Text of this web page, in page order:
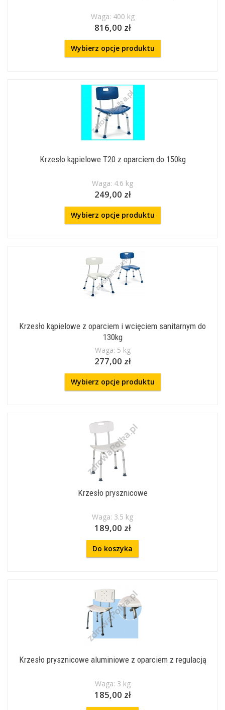
Waga: 400 kg
816,00 zł
Wybierz opcje produktu
Krzesło kąpielowe T20 z oparciem do 150kg
Waga: 4.6 kg
249,00 zł
Wybierz opcje produktu
Krzesło kąpielowe z oparciem i wcięciem sanitarnym do
130kg
Waga: 5 kg
277,00 zł
Wybierz opcje produktu
Krzesło prysznicowe
Waga: 3.5 kg
189,00 zł
Do koszyka
Krzesło prysznicowe aluminiowe z oparciem z regulacją
Waga: 3 kg
185,00 zł